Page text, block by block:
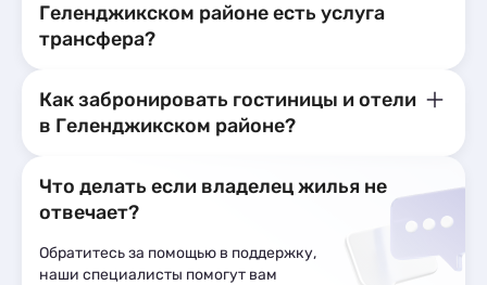
Геленджикском районе есть услуга
трансфера?
Как забронировать гостиницы и отели
в Геленджикском районе?
Что делать если владелец жилья не
отвечает?
Обратитесь за помощью в поддержку,
наши специалисты помогут вам